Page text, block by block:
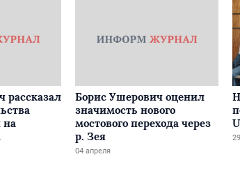
рассказал
на
Борис Ушерович оценил
значимость нового
мостового перехода через
р. Зея
04 апреля